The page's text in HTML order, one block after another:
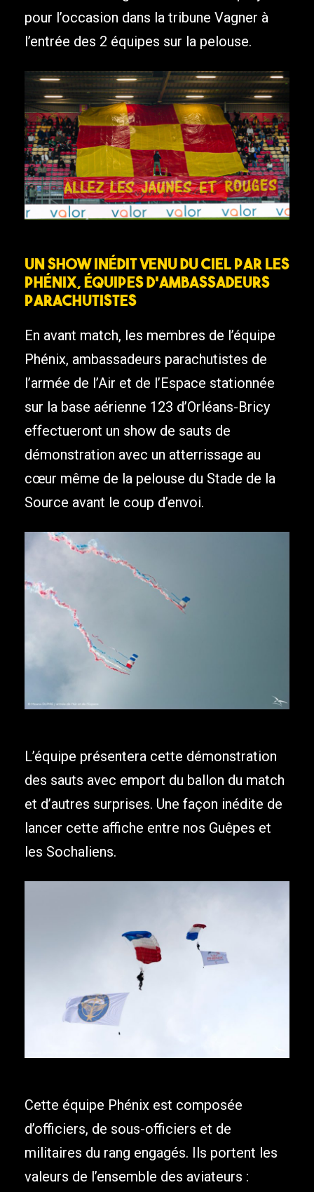
pour l’occasion dans la tribune Vagner à
l’entrée des 2 équipes sur la pelouse.
Un show inédit venu du ciel par les
Phénix, équipes d’ambassadeurs
parachutistes
En avant match, les membres de l’équipe
Phénix, ambassadeurs parachutistes de
l’armée de l’Air et de l’Espace stationnée
sur la base aérienne 123 d’Orléans-Bricy
effectueront un show de sauts de
démonstration avec un atterrissage au
cœur même de la pelouse du Stade de la
Source avant le coup d’envoi.
L’équipe présentera cette démonstration
des sauts avec emport du ballon du match
et d’autres surprises. Une façon inédite de
lancer cette affiche entre nos Guêpes et
les Sochaliens.
Cette équipe Phénix est composée
d’officiers, de sous-officiers et de
militaires du rang engagés. Ils portent les
valeurs de l’ensemble des aviateurs :